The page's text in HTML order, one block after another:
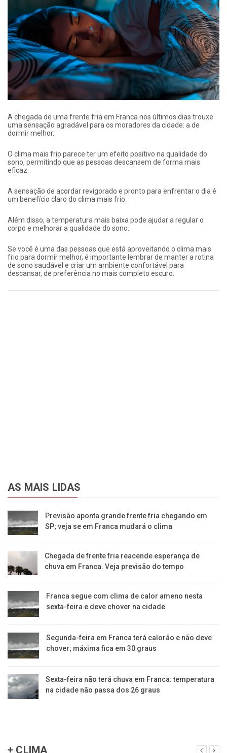
A chegada de uma frente fria em Franca nos últimos dias trouxe
uma sensação agradável para os moradores da cidade: a de
dormir melhor.
O clima mais frio parece ter um efeito positivo na qualidade do
sono, permitindo que as pessoas descansem de forma mais
eficaz.
A sensação de acordar revigorado e pronto para enfrentar o dia é
um benefício claro do clima mais frio.
Além disso, a temperatura mais baixa pode ajudar a regular o
corpo e melhorar a qualidade do sono.
Se você é uma das pessoas que está aproveitando o clima mais
frio para dormir melhor, é importante lembrar de manter a rotina
de sono saudável e criar um ambiente confortável para
descansar, de preferência no mais completo escuro.
AS MAIS LIDAS
Previsão aponta grande frente fria chegando em
SP; veja se em Franca mudará o clima
Chegada de frente fria reacende esperança de
chuva em Franca. Veja previsão do tempo
Franca segue com clima de calor ameno nesta
sexta-feira e deve chover na cidade
Segunda-feira em Franca terá calorão e não deve
chover; máxima fica em 30 graus
Sexta-feira não terá chuva em Franca: temperatura
na cidade não passa dos 26 graus
+ CLIMA